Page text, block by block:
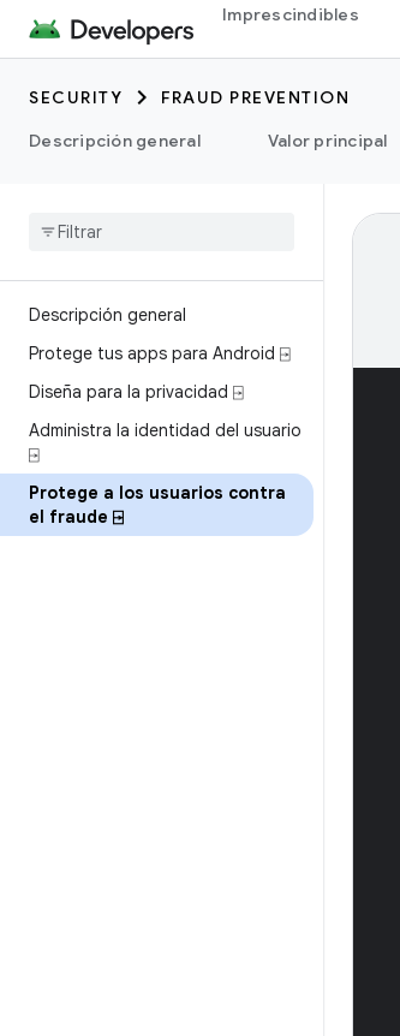
Imprescindibles
SECURITY
FRAUD PREVENTION
Descripción general
Valor principal
Descripción general
Protege tus apps para Android ⍈
Diseña para la privacidad ⍈
Administra la identidad del usuario
⍈
Protege a los usuarios contra
el fraude ⍈